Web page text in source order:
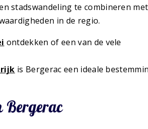
stadswandeling te combineren met
in de regio.
ontdekken of een van de vele
is Bergerac een ideale
Bergerac